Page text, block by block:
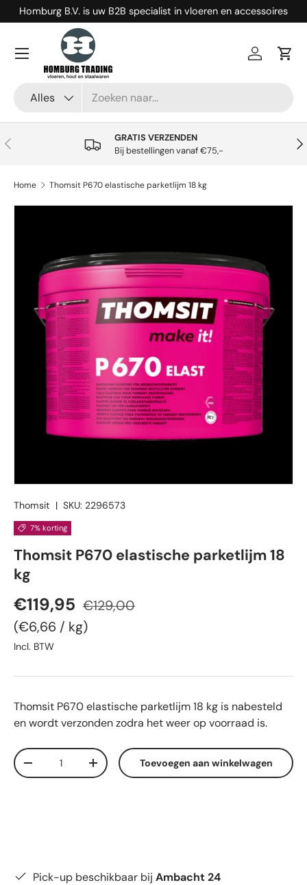
Ga naar inhoud
Homburg B.V. is uw B2B specialist in vloeren en accessoires
Alles
Inloggen
Menu
Vorige
GRATIS VERZENDEN
Bij bestellingen vanaf €75,-
Home Thomsit P670 elastische parketlijm 18 kg
Thomsit | SKU: 2296573
7% korting
Thomsit P670 elastische parketlijm 18
kg
Verkoopprijs
€119,95 Reguliere prijs
€129,00
Eenheid prijs
€6,66 / kg
Incl. BTW
Thomsit P670 elastische parketlijm 18 kg is nabesteld
en wordt verzonden zodra het weer op voorraad is.
Aantal
Verlaag de hoeveelheidVerhoog de hoeveelheid
Toevoegen aan winkelwagen
Pick-up beschikbaar bij Ambacht 24